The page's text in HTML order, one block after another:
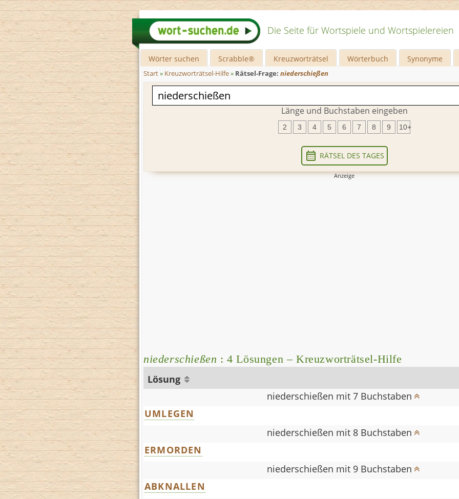
Die Seite für Wortspiele und Wortspielereien
Wörter suchen Scrabble® Kreuzworträtsel Wörterbuch Synonyme
Start» Kreuzworträtsel-Hilfe» Rätsel-Frage: niederschießen
Länge und Buchstaben eingeben
2 3 4 5 6 7 8 9 10+
RÄTSEL DES TAGES
niederschießen : 4 Lösungen – Kreuzworträtsel-Hilfe
Lösung
niederschießen mit 7 Buchstaben
UMLEGEN
niederschießen mit 8 Buchstaben
ERMORDEN
niederschießen mit 9 Buchstaben
ABKNALLEN